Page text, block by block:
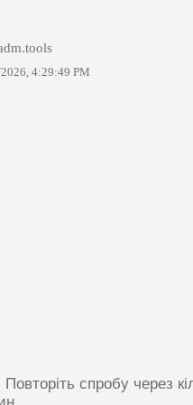
4:29:49 PM
спробу через